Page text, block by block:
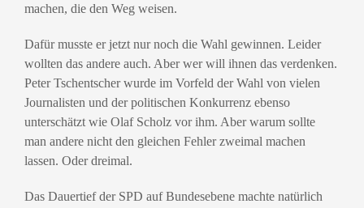
machen, die den Weg weisen.
Dafür musste er jetzt nur noch die Wahl gewinnen. Leider
wollten das andere auch. Aber wer will ihnen das verdenken.
Peter Tschentscher wurde im Vorfeld der Wahl von vielen
Journalisten und der politischen Konkurrenz ebenso
unterschätzt wie Olaf Scholz vor ihm. Aber warum sollte
man andere nicht den gleichen Fehler zweimal machen
lassen. Oder dreimal.
Das Dauertief der SPD auf Bundesebene machte natürlich